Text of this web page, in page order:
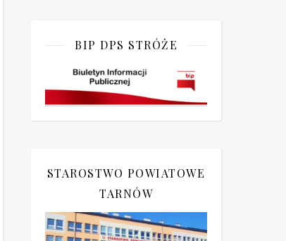
BIP DPS STRÓŻE
STAROSTWO POWIATOWE
TARNÓW